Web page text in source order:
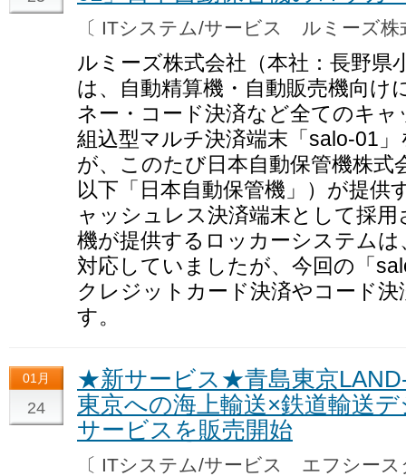
〔 ITシステム/サービス ルミーズ
ルミーズ株式会社（本社：長野
は、自動精算機・自動販売機向
ネー・コード決済など全てのキ
組込型マルチ決済端末「salo-01
が、このたび日本自動保管機株
以下「日本自動保管機」）が提
ャッシュレス決済端末として採
機が提供するロッカーシステム
対応していましたが、今回の「
クレジットカード決済やコード
す。
01月
24
★新サービス★青島東京
東京への海上輸送×鉄道輸送
サービスを販売開始
〔 ITシステム/サービス エフシー